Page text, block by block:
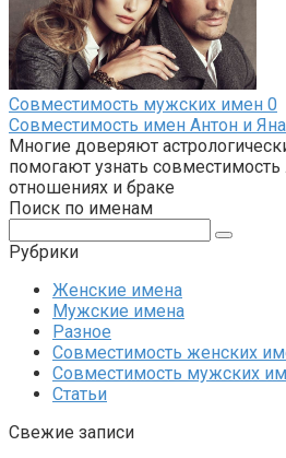
Совместимость мужских имен 0
Совместимость имен Антон и Яна
Многие доверяют
помогают узнать
отношениях и браке
Поиск по именам
Рубрики
Женские имена
Мужские имена
Разное
Совместимость женских
Совместимость мужских
Статьи
Свежие записи